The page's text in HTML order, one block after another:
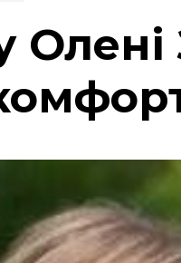
Олені